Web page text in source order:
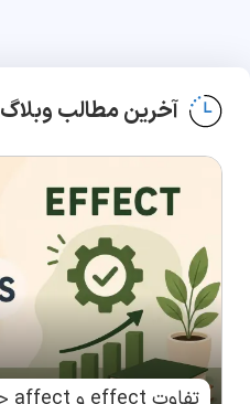
آخرین مطالب وبلاگ